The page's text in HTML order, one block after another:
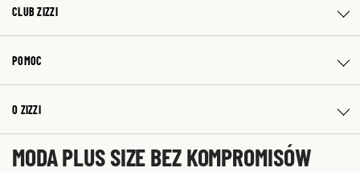
CLUB ZIZZI
POMOC
O ZIZZI
MODA PLUS SIZE BEZ KOMPROMISÓW